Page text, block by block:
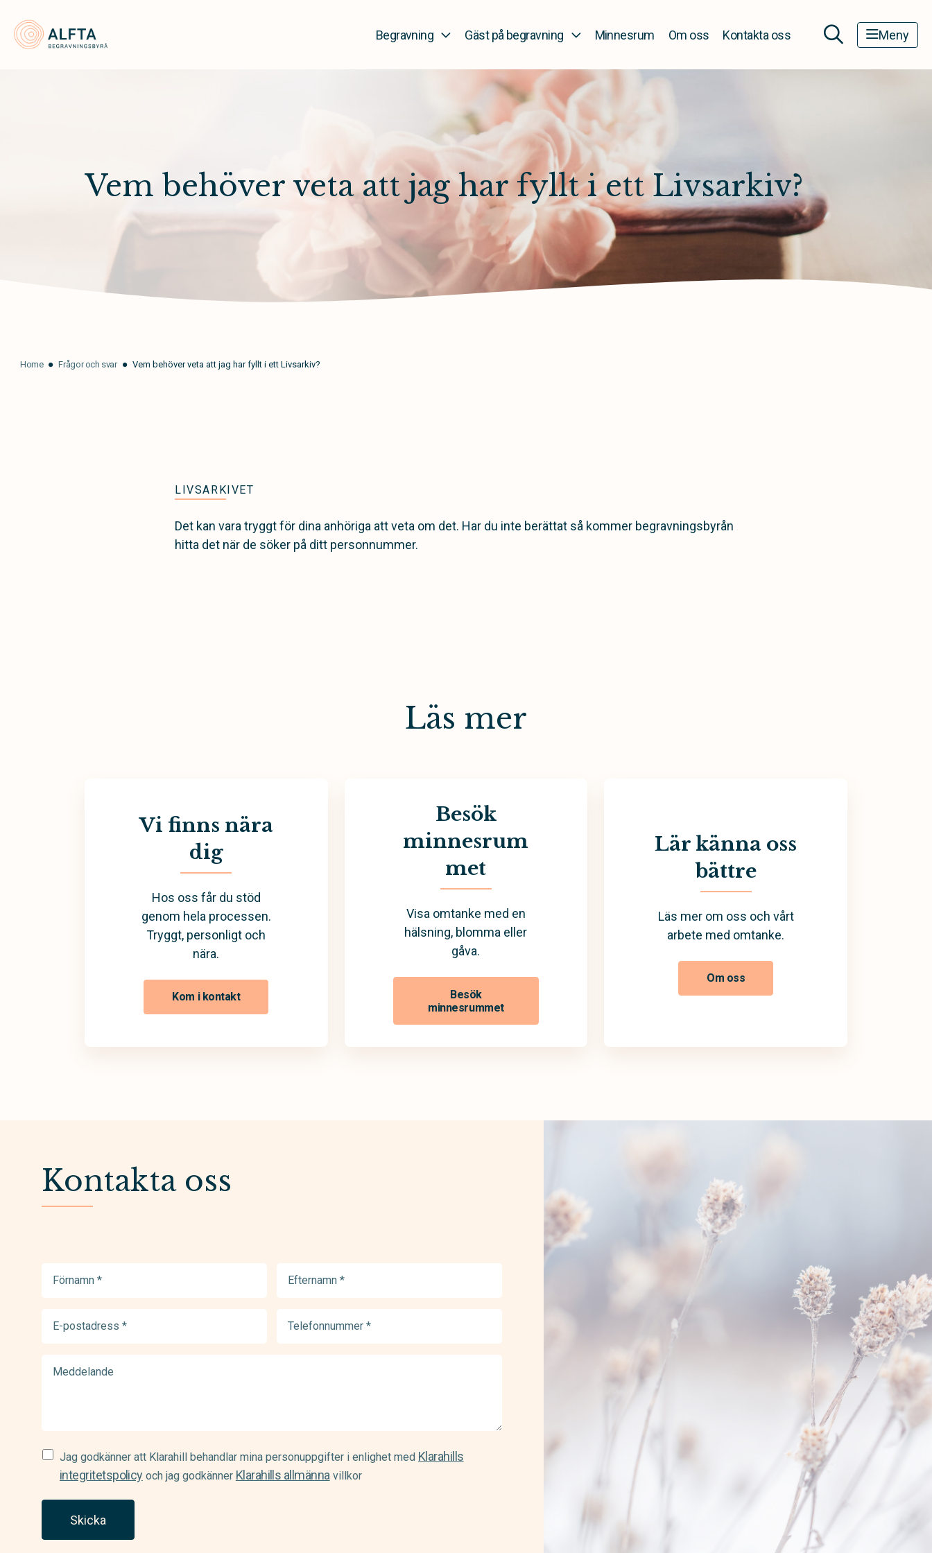
Begravning Gäst på begravning Minnesrum Om oss Kontakta oss Meny
Vem behöver veta att jag har fyllt i ett Livsarkiv?
Home Frågor och svar Vem behöver veta att jag har fyllt i ett Livsarkiv?
LIVSARKIVET
Det kan vara tryggt för dina anhöriga att veta om det. Har du inte berättat så kommer begravningsbyrån
hitta det när de söker på ditt personnummer.
Läs mer
Vi finns nära
dig
Hos oss får du stöd
genom hela processen.
Tryggt, personligt och
nära.
Kom i kontakt
Besök
minnesrum
met
Visa omtanke med en
hälsning, blomma eller
gåva.
Besök
minnesrummet
Lär känna oss
bättre
Läs mer om oss och vårt
arbete med omtanke.
Om oss
Kontakta oss
postadress
Samtycke
(Required)
Jag godkänner att Klarahill behandlar mina personuppgifter i enlighet med Klarahills
integritetspolicyoch jag godkänner Klarahills allmännavillkor
Skicka